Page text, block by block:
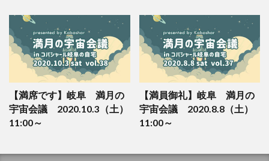
【満席です】岐阜 満月の
宇宙会議 2020.10.3（土）
11:00～
【満員御礼】岐阜 満月の
宇宙会議 2020.8.8（土）
11:00～